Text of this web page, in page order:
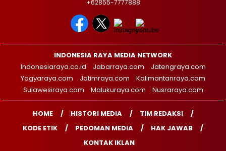
+62855-7777888
INDONESIA RAYA MEDIA NETWORK
Indonesiaraya.co.id
Jabarraya.com
Jatengraya.com
Yogyaraya.com
Jatimraya.com
Kalimantanraya.com
Sulawesiraya.com
Malukuraya.com Nusraraya.com
HOME HISTORI MEDIA
TIM REDAKSI
KODE ETIK
PEDOMAN MEDIA
HAK JAWAB
KONTAK IKLAN